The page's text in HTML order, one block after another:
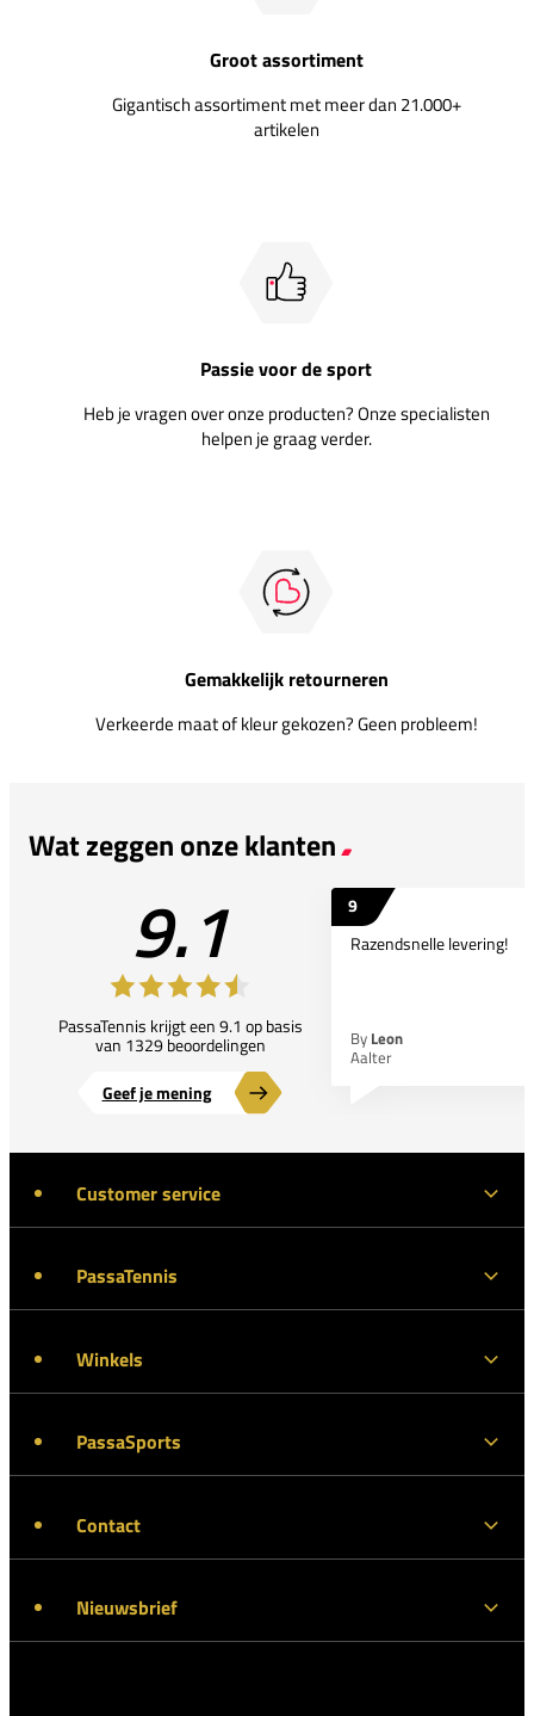
Groot assortiment
Gigantisch assortiment met meer dan 21.000+
artikelen
Passie voor de sport
Heb je vragen over onze producten? Onze specialisten
helpen je graag verder.
Gemakkelijk retourneren
Verkeerde maat of kleur gekozen? Geen probleem!
Wat zeggen onze klanten
9.1
PassaTennis krijgt een 9.1 op basis
van 1329 beoordelingen
Geef je mening
9
Razendsnelle levering!
By Leon
Aalter
Customer service
PassaTennis
Winkels
PassaSports
Contact
Nieuwsbrief